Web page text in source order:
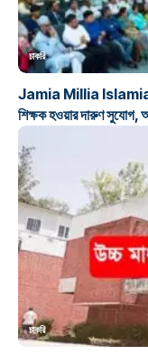
চাকরি
Jamia Millia Islamia
শিক্ষক হওয়ার দারুণ
চাকরি